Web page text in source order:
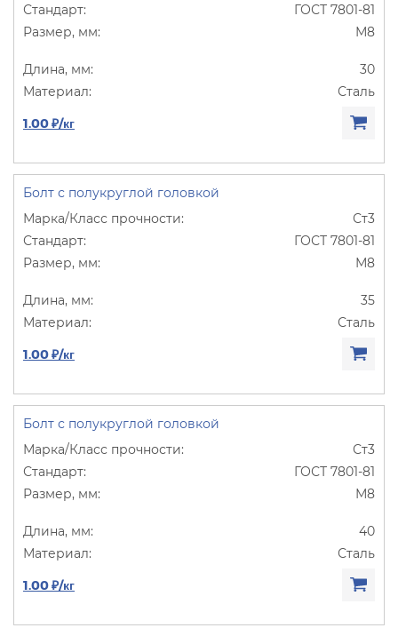
ГОСТ 7801-81
М8
30
Сталь
1.00 ₽/кг
Болт с полукруглой головкой
Ст3
ГОСТ 7801-81
М8
35
Сталь
1.00 ₽/кг
Болт с полукруглой головкой
Ст3
ГОСТ 7801-81
М8
40
Сталь
1.00 ₽/кг